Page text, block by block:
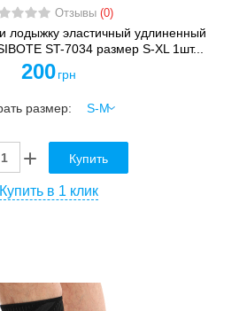
Отзывы (0)
лодыжку эластичный удлиненный
ST-7034 размер S-XL 1шт...
200 грн
размер:
Купить
Купить в 1 клик